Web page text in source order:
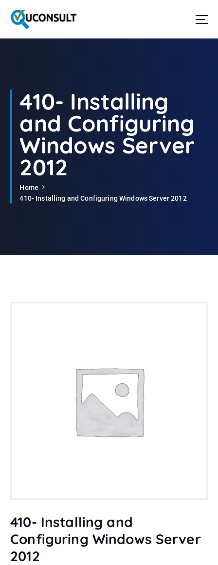
a
410- Installing
and Configuring
Windows Server
2012
Home
410- Installing and Configuring Windows Server 2012
410- Installing and
Configuring Windows Server
2012